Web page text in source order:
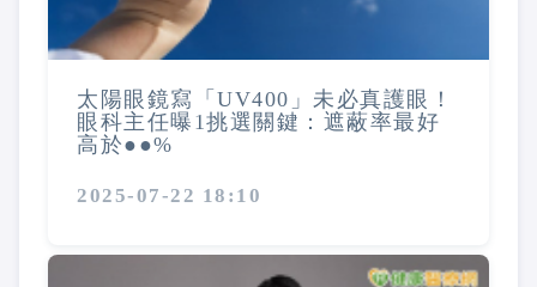
太陽眼鏡寫「UV400」未必真護眼！
眼科主任曝1挑選關鍵：遮蔽率最好
高於●●%
2025-07-22 18:10